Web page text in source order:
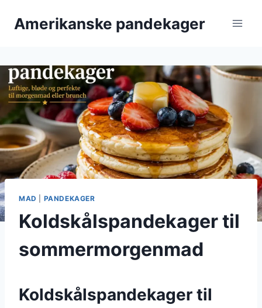
Amerikanske pandekager
MAD PANDEKAGER
Koldskålspandekager til
sommermorgenmad
Koldskålspandekager til